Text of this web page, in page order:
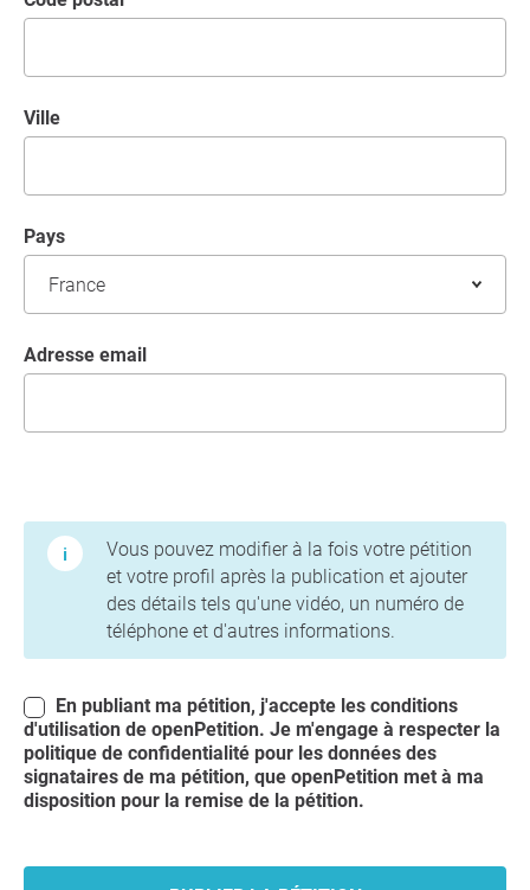
Ville
Pays
Adresse email
Vous pouvez modifier à la fois votre pétition
et votre profil après la publication et ajouter
des détails tels qu'une vidéo, un numéro de
téléphone et d'autres informations.
d'utilisation de openPetition. Je m'engage à respecter la
politique de confidentialité pour les données des
signataires de ma pétition, que openPetition met à ma
disposition pour la remise de la pétition.